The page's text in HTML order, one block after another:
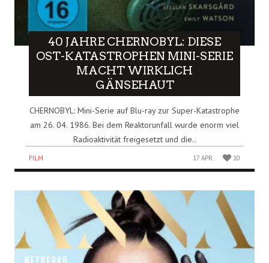
40 JAHRE CHERNOBYL: DIESE
OST-KATASTROPHEN MINI-SERIE
MACHT WIRKLICH
GÄNSEHAUT
CHERNOBYL: Mini-Serie auf Blu-ray zur Super-Katastrophe
am 26. 04. 1986. Bei dem Reaktorunfall wurde enorm viel
Radioaktivität freigesetzt und die..
FILM 17 APR. 10